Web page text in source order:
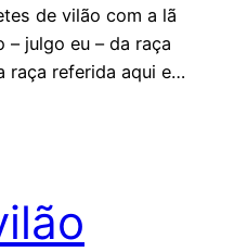
de vilão com a lã
– julgo eu – da raça
raça referida aqui e…